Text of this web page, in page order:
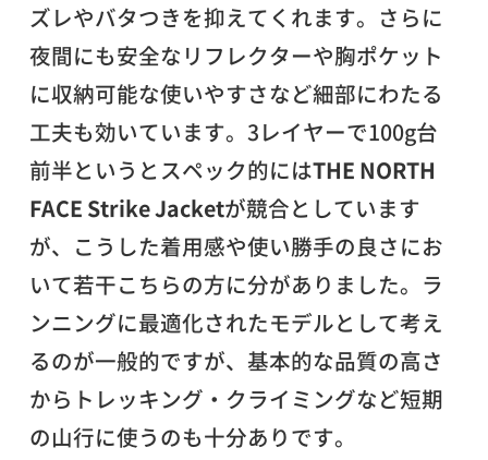
ズレやバタつきを抑えてくれます。さらに
夜間にも安全なリフレクターや胸ポケット
に収納可能な使いやすさなど細部にわたる
工夫も効いています。3レイヤーで100g台
前半というとスペック的にはTHE NORTH
FACE Strike Jacketが競合としています
が、こうした着用感や使い勝手の良さにお
いて若干こちらの方に分がありました。ラ
ンニングに最適化されたモデルとして考え
るのが一般的ですが、基本的な品質の高さ
からトレッキング・クライミングなど短期
の山行に使うのも十分ありです。